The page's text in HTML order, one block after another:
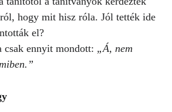
hogy mit hisz róla. Jól tették ide
el?
csak ennyit mondott: „Á, nem